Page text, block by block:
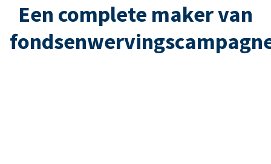
Een complete maker van